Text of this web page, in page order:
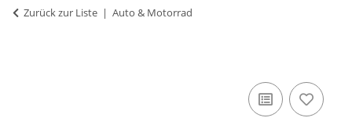
Zurück zur Liste Auto & Motorrad